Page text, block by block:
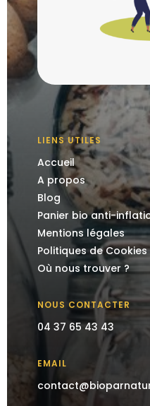
LIENS UTILES
Accueil
A propos
Blog
Panier bio anti-
Mentions légales
Politiques de Cookies
Où nous trouver ?
NOUS CONTACTER
04 37 65 43 43
EMAIL